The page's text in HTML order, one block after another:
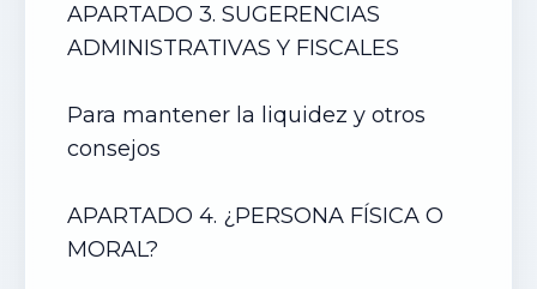
APARTADO 3. SUGERENCIAS
ADMINISTRATIVAS Y FISCALES
Para mantener la liquidez y otros
consejos
APARTADO 4. ¿PERSONA FÍSICA O
MORAL?